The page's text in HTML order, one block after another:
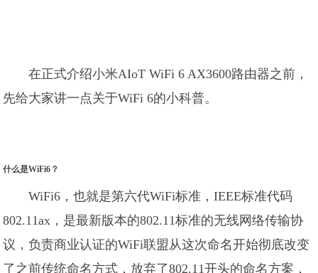
在正式介绍小米AIoT WiFi 6 AX3600路由器之前，
先给大家讲一点关于WiFi 6的小科普。
什么是WiFi6？
WiFi6，也就是第六代WiFi标准，IEEE标准代码
802.11ax，是最新版本的802.11标准的无线网络传输协
议，负责商业认证的WiFi联盟从这次命名开始彻底改变
了之前传统命名方式，放弃了802.11开头的命名方案，